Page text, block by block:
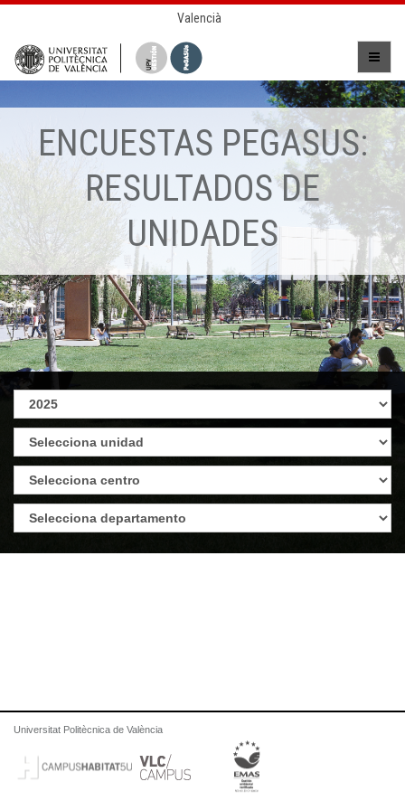
Valencià
ENCUESTAS PEGASUS:
RESULTADOS DE
UNIDADES
Universitat Politècnica de València